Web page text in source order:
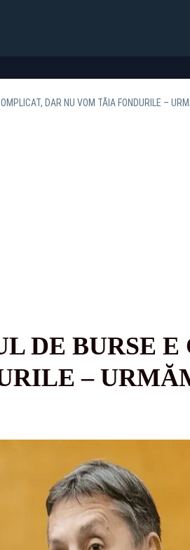
DAR NU VOM TĂIA FONDURILE –
DE BURSE
–